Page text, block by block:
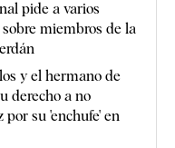
pide a varios
miembros de la
y el hermano de
derecho a no
su 'enchufe' en